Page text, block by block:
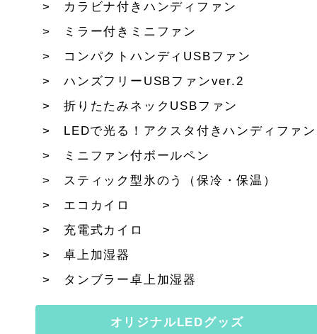
カラビナ付きハンディファン
ミラー付きミニファン
コンパクトハンディUSBファン
ハンズフリーUSBファンver.2
折りたたみネックUSBファン
LEDで光る！アクスタ付きハンディファン
ミニファン付ボールペン
スティック型氷のう（保冷・保温）
エコカイロ
充電式カイロ
卓上加湿器
タンブラー卓上加湿器
オリジナルLEDグッズ